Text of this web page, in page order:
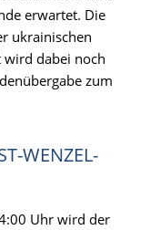
erwartet. Die
ukrainischen
wird dabei noch
zum
WENZEL-
Uhr wird der